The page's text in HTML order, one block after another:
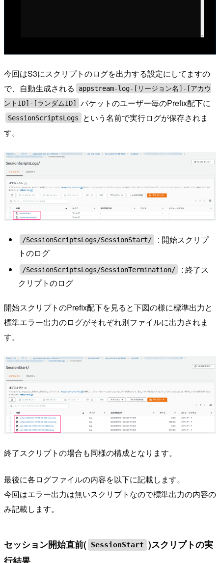
今回はS3にスクリプトのログを出力する設定にしてますの
で、自動生成される
appstream-log-[リージョン名]-[アカウ
ントID]-[ランダムID]
バケットのユーザー毎のPrefix配下に
SessionScriptsLogs
という名前で実行ログが保存されま
す。
/SessionScriptsLogs/SessionStart/
: 開始スクリプ
トのログ
/SessionScriptsLogs/SessionTermination/
: 終了ス
クリプトのログ
開始スクリプトのPrefix配下を見ると下図の様に標準出力と
標準エラー出力のログがそれぞれ別ファイルに出力されま
す。
終了スクリプトの場合も同様の構成となります。
最後に各ログファイルの内容を以下に記載します。
今回はエラー出力は無いスクリプトなので標準出力の内容の
み記載します。
セッション開始直前( SessionStart )スクリプトの実
行結果